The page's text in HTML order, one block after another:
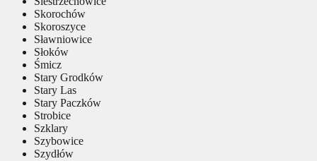
Skorochów
Skoroszyce
Sławniowice
Słoków
Śmicz
Stary Grodków
Stary Las
Stary Paczków
Strobice
Szklary
Szybowice
Szydłów